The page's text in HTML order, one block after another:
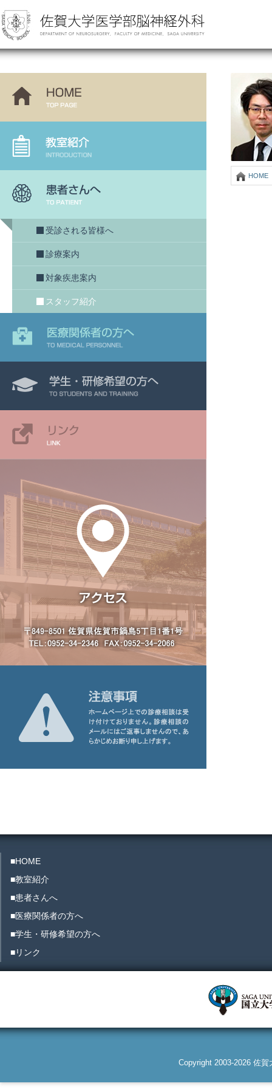
HOME
受診される皆様へ
診療案内
対象疾患案内
スタッフ紹介
■HOME
■教室紹介
■患者さんへ
■医療関係者の方へ
■学生・研修希望の方へ
■リンク
Copyright 2003-2026 佐